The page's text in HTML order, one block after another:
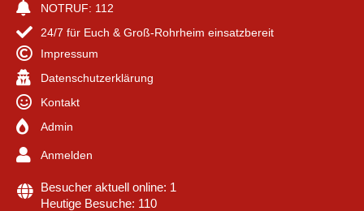
NOTRUF: 112
24/7 für Euch & Groß-Rohrheim einsatzbereit
Impressum
Datenschutzerklärung
Kontakt
Admin
Anmelden
Besucher aktuell online: 1
Heutige Besuche: 110